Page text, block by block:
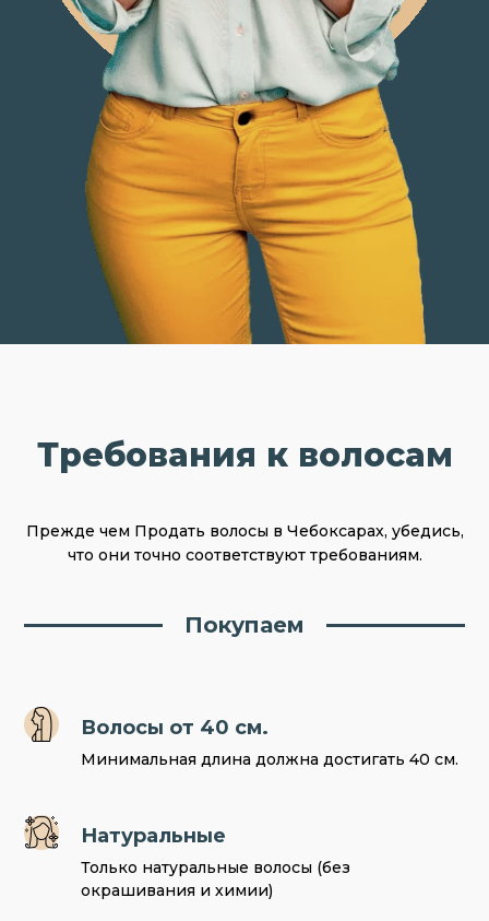
Требования к волосам
Прежде чем Продать волосы в Чебоксарах, убедись,
что они точно соответствуют требованиям.
Покупаем
Волосы от 40 см.
Минимальная длина должна достигать 40 см.
Натуральные
Только натуральные волосы (без
окрашивания и химии)